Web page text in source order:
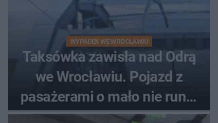
WYPADEK WE WROCŁAWIU
Taksówka zawisła nad Odrą
we Wrocławiu. Pojazd z
pasażerami o mało nie runął
do rzeki